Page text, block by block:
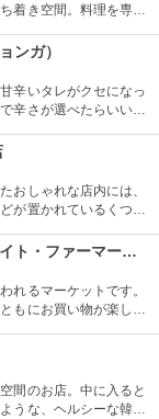
着き空間。料理を専門
ンガ）
辛いタレがクセになっ
辛さが選べたらいいな
いったところも常連客
おしゃれな店内には、
が置かれているくつろ
ューも充実。旅行の合
カイルア・サーズデー・ナイト・ファーマーズ・マーケット
れるマーケットです。
もにお買い物が楽しめ
ょうど、早めのディナ
間のお店。中に入ると
うな、ヘルシーな韓定